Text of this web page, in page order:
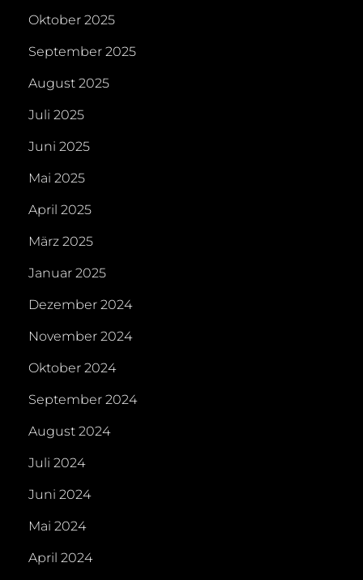
Oktober 2025
September 2025
August 2025
Juli 2025
Juni 2025
Mai 2025
April 2025
März 2025
Januar 2025
Dezember 2024
November 2024
Oktober 2024
September 2024
August 2024
Juli 2024
Juni 2024
Mai 2024
April 2024